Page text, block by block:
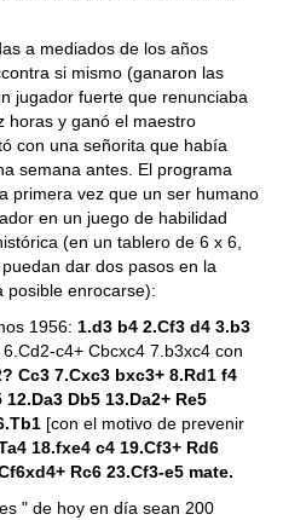
a mediados de los años
si mismo (ganaron las
jugador fuerte que renunciaba
horas y ganó el maestro
con una señorita que había
semana antes. El programa
primera vez que un ser humano
en un juego de habilidad
(en un tablero de 6 x 6,
dar dos pasos en la
posible enrocarse):
1956: 1.d3 b4 2.Cf3 d4 3.b3
c4+ Cbcxc4 7.b3xc4 con
Cc3 7.Cxc3 bxc3+ 8.Rd1 f4
Db5 13.Da2+ Re5
[con el motivo de prevenir
18.fxe4 c4 19.Cf3+ Rd6
Rc6 23.Cf3-e5 mate.
" de hoy en día sean 200